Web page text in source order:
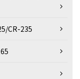
CR-235